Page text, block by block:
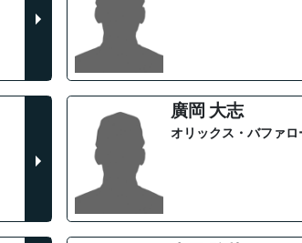
廣岡 大志
オリックス・バファロ